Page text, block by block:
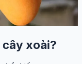
xoài?